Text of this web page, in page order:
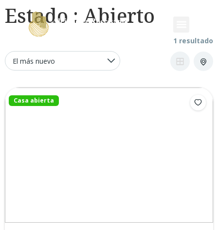
Estado : Abierto
1 resultado
Casa abierta